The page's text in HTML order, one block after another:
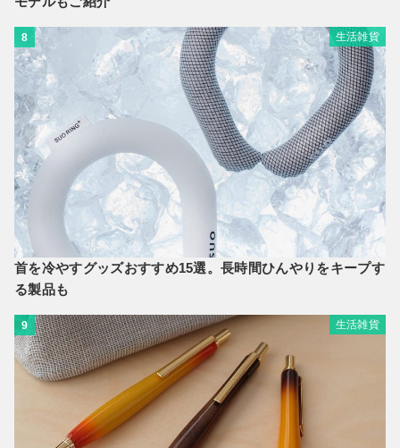
8 生活雑貨
首を冷やすグッズおすすめ15選。長時間ひんやりをキープす
る製品も
9 生活雑貨